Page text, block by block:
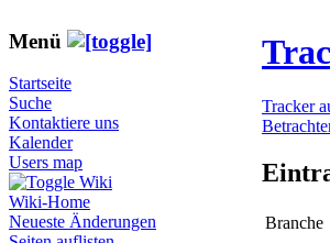
Menü
Startseite
Suche
Kontaktiere uns
Kalender
Users map
Wiki
Wiki-Home
Neueste Änderungen
Tracker
Branche